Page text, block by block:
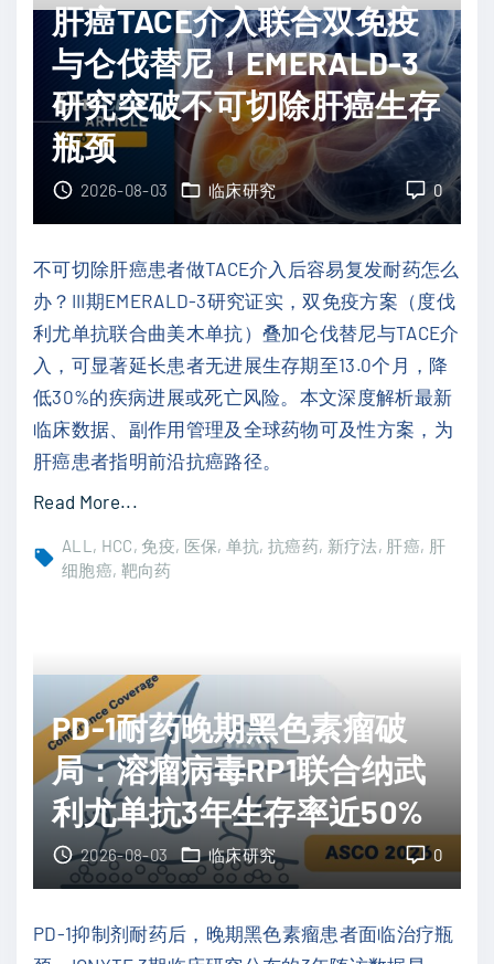
C
E
联
合
免
疫
案
幅
延
长
无
进
展
生
存
腺
癌
治
疗
突
破
立
骨
化
醇
破
译
肿
瘤
御
显
著
提
升
化
疗
疗
与
肝癌TACE介入联合双免疫
与仑伐替尼！EMERALD-3
研究突破不可切除肝癌生存
瓶颈
0
2026-08-03 临床研究
不可切除肝癌患者做TACE介入后容易复发耐药怎么
办？III期EMERALD-3研究证实，双免疫方案（度伐
利尤单抗联合曲美木单抗）叠加仑伐替尼与TACE介
入，可显著延长患者无进展生存期至13.0个月，降
低30%的疾病进展或死亡风险。本文深度解析最新
临床数据、副作用管理及全球药物可及性方案，为
肝癌患者指明前沿抗癌路径。
Read More..."
癌
E
介
入
联
合
双
免
与
ALL HCC 免疫 医保 单抗 抗癌药 新疗法 肝癌
肝
细胞癌 靶向药
PD-1耐药晚期黑色素瘤破
局：溶瘤病毒RP1联合纳武
利尤单抗3年生存率近50%
0
2026-08-03 临床研究
PD-1抑制剂耐药后，晚期黑色素瘤患者面临治疗瓶